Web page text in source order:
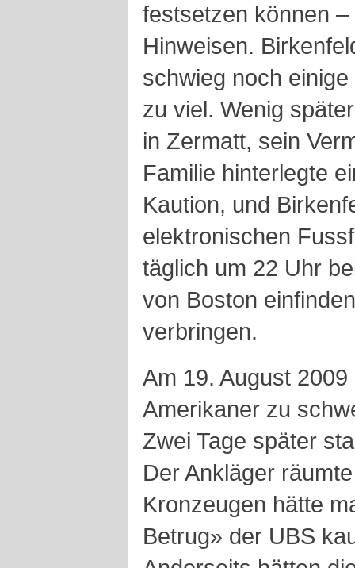
festsetzen können
Hinweisen.
schwieg noch
zu viel. Wenig
in Zermatt, sein
Familie hinterlegte
Kaution, und
elektronischen
täglich um 22 Uhr
von Boston
verbringen.
Am 19. August
Amerikaner zu
Zwei Tage später
Der Ankläger
Kronzeugen hätte
Betrug» der UBS